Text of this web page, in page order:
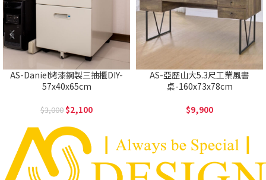
AS-Daniel烤漆鋼製三抽櫃DIY-
57x40x65cm
3,000 2,100
AS-亞歷山大5.3尺工業風書
桌-160x73x78cm
9,900